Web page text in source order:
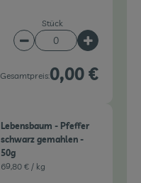
Stück
Artikelanzahl
Gesamtpreis:0,00 €
Lebensbaum - Pfeffer
schwarz gemahlen -
50g
69,80 € / kg